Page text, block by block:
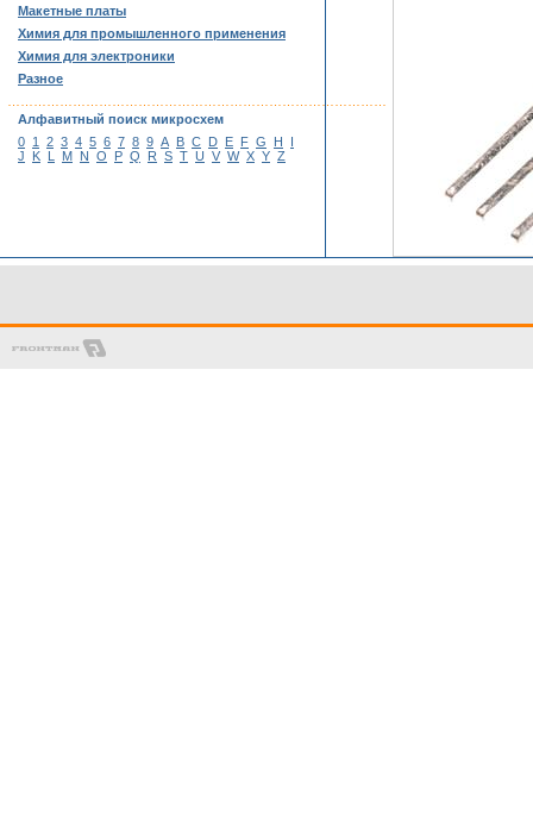
Макетные платы
Химия для промышленного применения
Химия для электроники
Разное
Алфавитный поиск микросхем
0 1 2 3 4 5 6 7 8 9 A B C D E F G H
I
J
K L M N O P Q R S T U V W X Y Z